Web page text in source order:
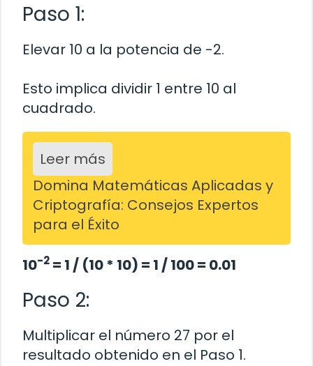
Paso 1:
Elevar 10 a la potencia de -2.
Esto implica dividir 1 entre 10 al
cuadrado.
Leer más
Domina Matemáticas Aplicadas y
Criptografía: Consejos Expertos
para el Éxito
10-2 = 1 / (10 * 10) = 1 / 100 = 0.01
Paso 2:
Multiplicar el número 27 por el
resultado obtenido en el Paso 1.